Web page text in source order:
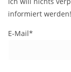
informiert werden!
E-Mail*